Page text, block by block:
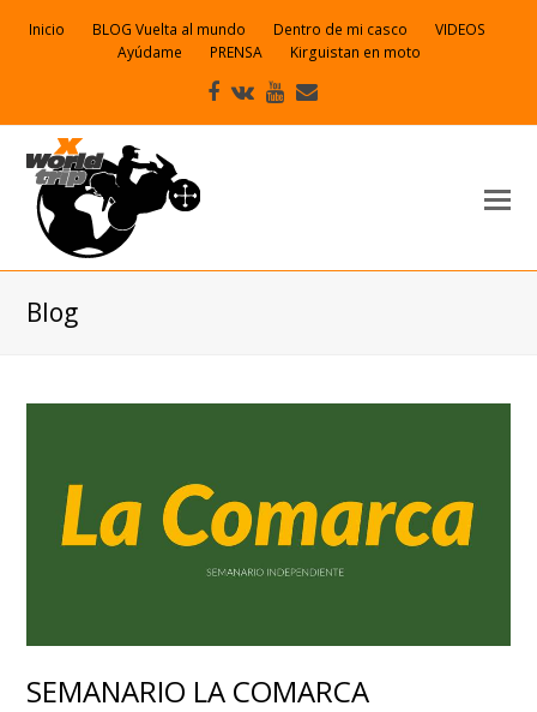
Inicio BLOG Vuelta al mundo Dentro de mi casco
VIDEOS
Ayúdame
PRENSA Kirguistan en moto
Facebook
VK Youtube
electrónico
Blog
SEMANARIO LA COMARCA